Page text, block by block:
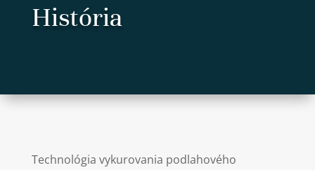
História
Technológia vykurovania podlahového